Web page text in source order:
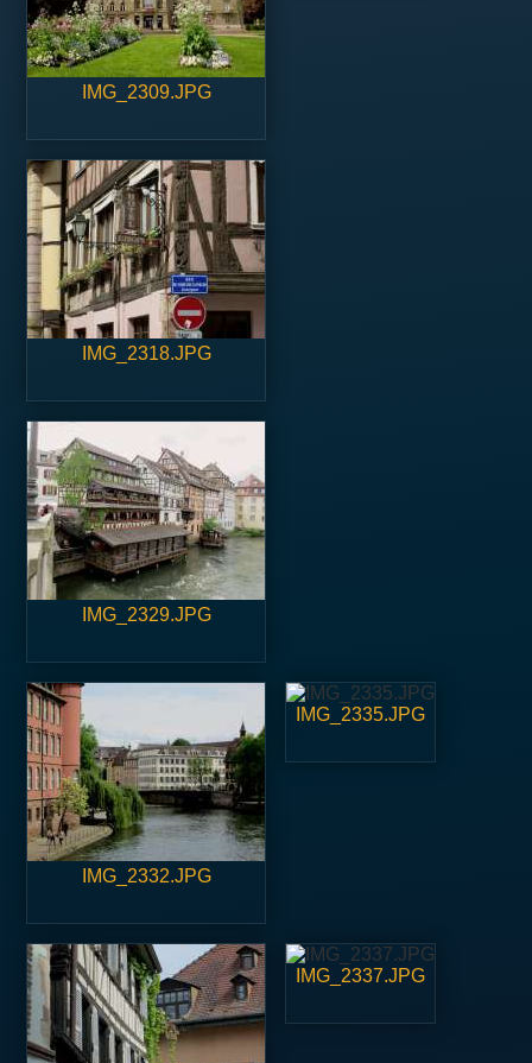
IMG_2309.JPG
IMG_2318.JPG
IMG_2329.JPG
IMG_2332.JPG
IMG_2335.JPG
IMG_2337.JPG